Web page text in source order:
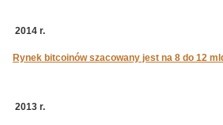
2014 r.
Rynek bitcoinów szacowany jest na 8 do 12
2013 r.